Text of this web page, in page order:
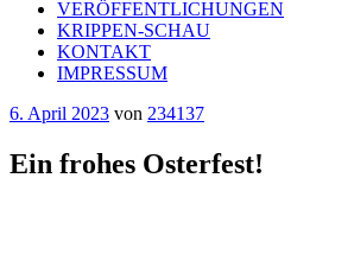
VERÖFFENTLICHUNGEN
KRIPPEN-SCHAU
KONTAKT
IMPRESSUM
Veröffentlicht
6. April 2023 von 234137
Ein frohes Osterfest!